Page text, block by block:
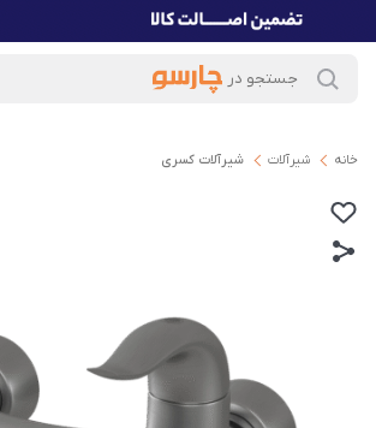
خانه شیرآلات شیرآلات کسری